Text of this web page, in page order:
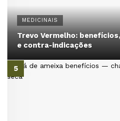
MEDICINAIS
Trevo Vermelho:
e contra-indicações